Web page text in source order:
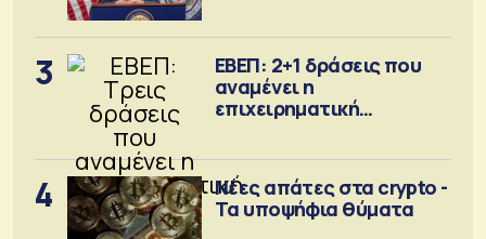
3
ΕΒΕΠ: 2+1 δράσεις που
αναμένει η
επιχειρηματική
4
Νέες απάτες στα crypto -
Τα υποψήφια θύματα